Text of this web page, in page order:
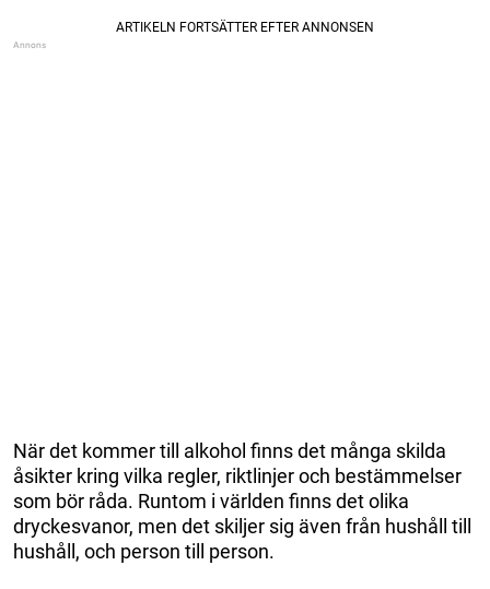
När det kommer till alkohol finns det många skilda
åsikter kring vilka regler, riktlinjer och bestämmelser
som bör råda. Runtom i världen finns det olika
dryckesvanor, men det skiljer sig även från hushåll till
hushåll, och person till person.